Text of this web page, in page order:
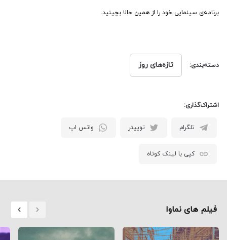
برنامه‌ی سینمایی خود را از همین حالا بچینید.
دسته‌بندی: تازه‌های روز
اشتراک‌گذاری:
تلگرام توییتر واتس اپ
کپی با لینک کوتاه
فیلم های نماوا